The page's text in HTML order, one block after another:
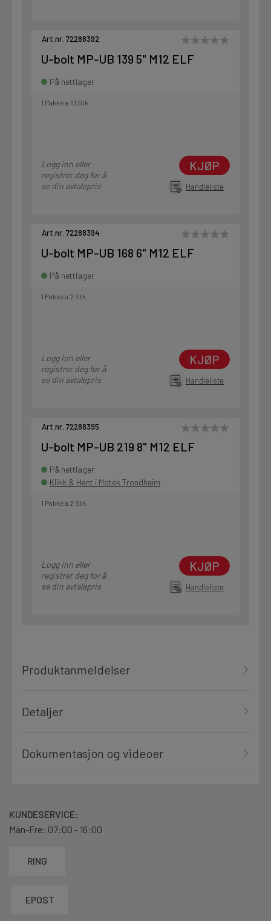
Art.nr. 72288392
U-bolt MP-UB 139 5" M12 ELF
På nettlager
1 Pakke a 10 Stk
Logg inn eller
registrer deg for å
se din avtalepris
KJØP
Handleliste
Art.nr. 72288394
U-bolt MP-UB 168 6" M12 ELF
På nettlager
1 Pakke a 2 Stk
Logg inn eller
registrer deg for å
se din avtalepris
KJØP
Handleliste
Art.nr. 72288395
U-bolt MP-UB 219 8" M12 ELF
På nettlager
Klikk & Hent i Motek Trondheim
1 Pakke a 2 Stk
Logg inn eller
registrer deg for å
se din avtalepris
KJØP
Handleliste
Produktanmeldelser
Detaljer
Dokumentasjon og videoer
KUNDESERVICE:
Man-Fre: 07:00 - 16:00
RING
EPOST